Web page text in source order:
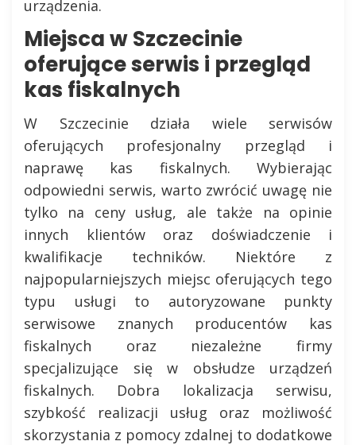
urządzenia.
Miejsca w Szczecinie
oferujące serwis i przegląd
kas fiskalnych
W Szczecinie działa wiele serwisów
oferujących profesjonalny przegląd i
naprawę kas fiskalnych. Wybierając
odpowiedni serwis, warto zwrócić uwagę nie
tylko na ceny usług, ale także na opinie
innych klientów oraz doświadczenie i
kwalifikacje techników. Niektóre z
najpopularniejszych miejsc oferujących tego
typu usługi to autoryzowane punkty
serwisowe znanych producentów kas
fiskalnych oraz niezależne firmy
specjalizujące się w obsłudze urządzeń
fiskalnych. Dobra lokalizacja serwisu,
szybkość realizacji usług oraz możliwość
skorzystania z pomocy zdalnej to dodatkowe